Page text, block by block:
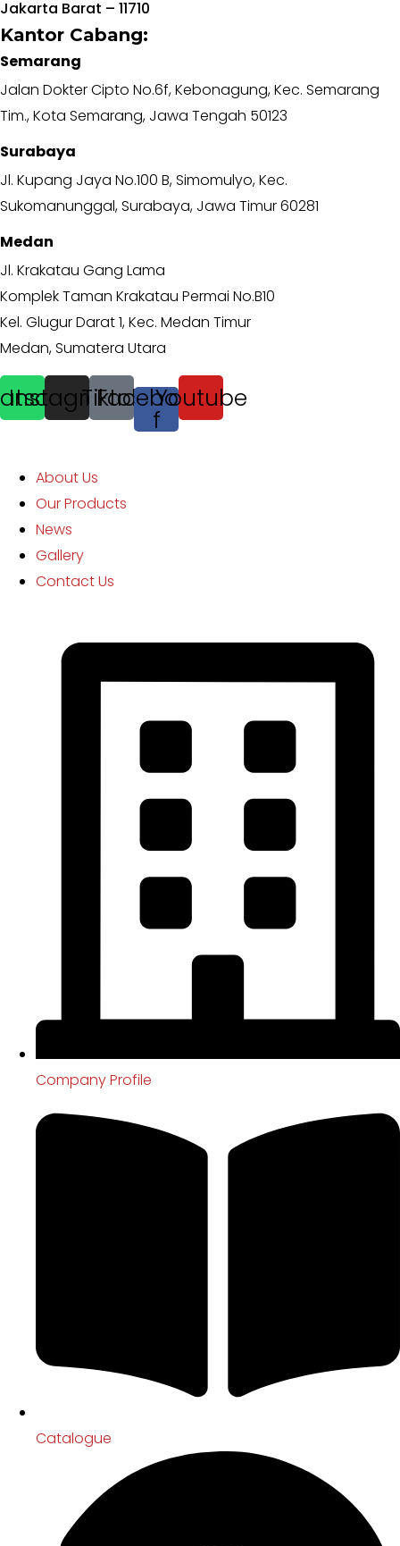
Jakarta Barat – 11710
Kantor Cabang:
Semarang
Jalan Dokter Cipto No.6f, Kebonagung, Kec. Semarang
Tim., Kota Semarang, Jawa Tengah 50123
Surabaya
Jl. Kupang Jaya No.100 B, Simomulyo, Kec.
Sukomanunggal, Surabaya, Jawa Timur 60281
Medan
Jl. Krakatau Gang Lama
Komplek Taman Krakatau Permai No.B10
Kel. Glugur Darat 1, Kec. Medan Timur
Medan, Sumatera Utara
Instagram
Tiktok
Facebook-
f
Youtube
About Us
Our Products
News
Gallery
Contact Us
Company Profile
Catalogue